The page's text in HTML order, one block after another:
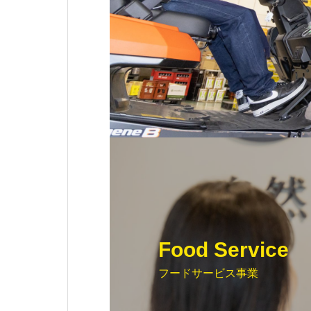
Food Service
フードサービス事業